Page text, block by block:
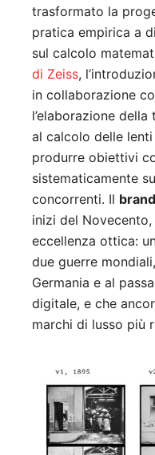
trasformato la
pratica empirica a
sul calcolo
di Zeiss,
in collaborazione
l’elaborazione
al calcolo delle
produrre obiettivi
sistematicamente
concorrenti. Il
inizi del
eccellenza ottica:
due guerre
Germania e al
digitale, e che
marchi di lusso più